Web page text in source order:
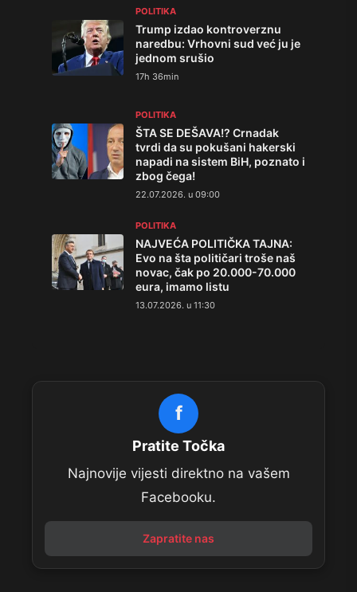
POLITIKA
Trump izdao kontroverznu
naredbu: Vrhovni sud već ju je
jednom srušio
17h 36min
POLITIKA
ŠTA SE DEŠAVA!? Crnadak
tvrdi da su pokušani hakerski
napadi na sistem BiH, poznato i
zbog čega!
22.07.2026. u 09:00
POLITIKA
NAJVEĆA POLITIČKA TAJNA:
Evo na šta političari troše naš
novac, čak po 20.000-70.000
eura, imamo listu
13.07.2026. u 11:30
f
Pratite Točka
Najnovije vijesti direktno na vašem
Facebooku.
Zapratite nas